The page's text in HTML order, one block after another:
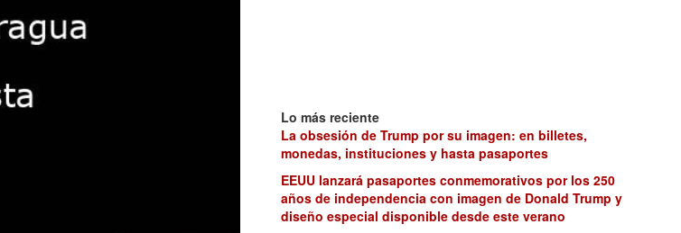
Lo más reciente
La obsesión de Trump por su imagen: en billetes,
monedas, instituciones y hasta pasaportes
EEUU lanzará pasaportes conmemorativos por los 250
años de independencia con imagen de Donald Trump y
diseño especial disponible desde este verano